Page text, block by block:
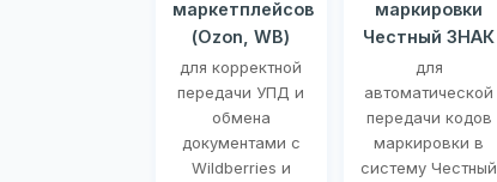
маркетплейсов
(Ozon, WB)
для корректной
передачи УПД и
обмена
документами с
Wildberries и
маркировки
Честный ЗНАК
для
автоматической
передачи кодов
маркировки в
систему Честный